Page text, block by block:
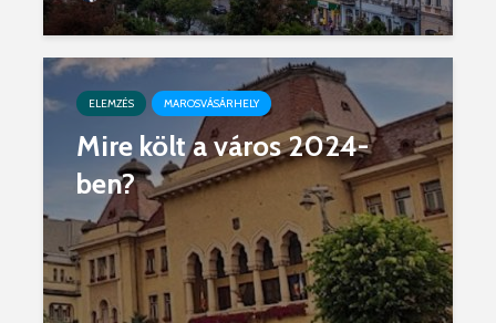
ELEMZÉS MAROSVÁSÁRHELY
Mire költ a város 2024-
ben?